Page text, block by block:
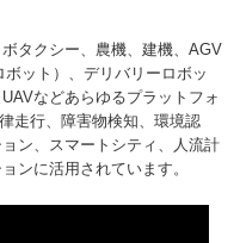
タクシー、農機、建機、AGV
ボット）、デリバリーロボッ
などあらゆるプラットフォ
走行、障害物検知、環境認
ン、スマートシティ、人流計
ンに活用されています。